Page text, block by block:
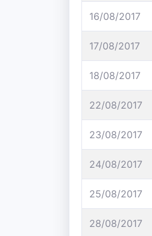
16/08/2017
17/08/2017
18/08/2017
22/08/2017
23/08/2017
24/08/2017
25/08/2017
28/08/2017